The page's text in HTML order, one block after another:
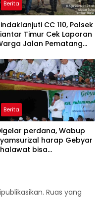
Berita
CC 110, Polsek
Timur Cek Laporan
Jalan Pematang
Berita
perdana, Wabup
harap Gebyar
bisa
Ruas yang